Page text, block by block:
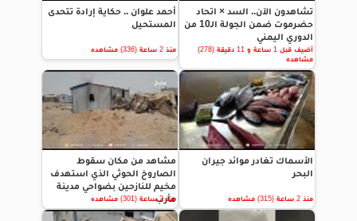
تشاهدون الآن.. السد × اتحاد
حضرموت ضمن الجولة الـ10 من
الدوري اليمني
أضيف قبل 1 ساعة و 11 دقيقة (278)
مشاهده
أحمد علوان .. حكاية إرادة تتحدى
المستحيل
منذ 2 ساعة (336) مشاهده
الأسماك تغادر موائد جيران
البحر
منذ 2 ساعة (315) مشاهده
مشاهد من مكان سقوط
الصاروخ الحوثي الذي استهدف
مخيم للنازحين بضواحي مدينة
مأرب
منذ 2 ساعة (301) مشاهده